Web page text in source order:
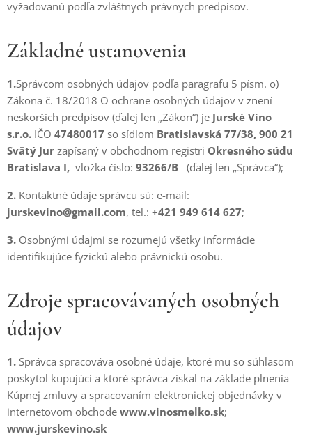
vyžadovanú podľa zvláštnych právnych predpisov.
Základné ustanovenia
1.Správcom osobných údajov podľa paragrafu 5 písm. o)
Zákona č. 18/2018 O ochrane osobných údajov v znení
neskorších predpisov (ďalej len „Zákon“) je Jurské Víno
s.r.o. IČO 47480017 so sídlom Bratislavská 77/38, 900 21
Svätý Jur zapísaný v obchodnom registri Okresného súdu
Bratislava I, vložka číslo: 93266/B (ďalej len „Správca“);
2. Kontaktné údaje správcu sú: e-mail:
jurskevino@gmail.com, tel.: +421 949 614 627;
3. Osobnými údajmi se rozumejú všetky informácie
identifikujúce fyzickú alebo právnickú osobu.
Zdroje spracovávaných osobných
údajov
1. Správca spracováva osobné údaje, ktoré mu so súhlasom
poskytol kupujúci a ktoré správca získal na základe plnenia
Kúpnej zmluvy a spracovaním elektronickej objednávky v
internetovom obchode www.vinosmelko.sk;
www.jurskevino.sk